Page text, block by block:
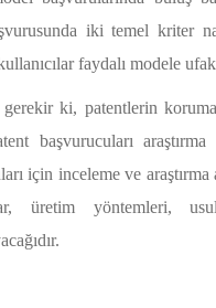
iki temel kriter
faydalı modele
ki, patentlerin
başvurucuları
için inceleme ve
üretim yöntemleri,